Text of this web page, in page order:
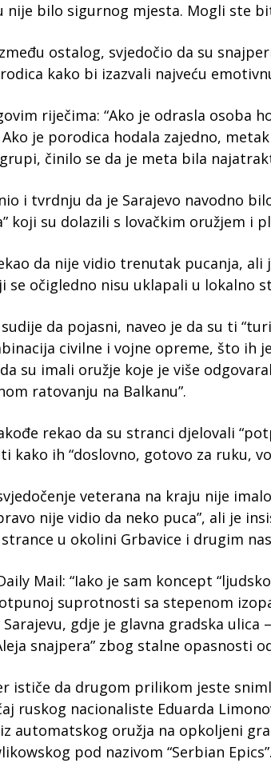
nije bilo sigurnog mjesta. Mogli ste
ostalog, svjedočio da su
kako bi izazvali najveću
riječima: “Ako je odrasla osoba
je porodica hodala zajedno,
činilo se da je meta bila
i tvrdnju da je Sarajevo navodno
koji su dolazili s lovačkim oružjem i
da nije vidio trenutak pucanja,
se očigledno nisu uklapali u lokalno
da pojasni, naveo je da su ti
civilne i vojne opreme, što ih
su imali oružje koje je više
ratovanju na Balkanu”.
rekao da su stranci djelovali
kako ih “doslovno, gotovo za ruku,
veterana na kraju nije
nije vidio da neko puca”, ali je
u okolini Grbavice i drugim
Mail: “Iako je sam koncept
suprotnosti sa stepenom
gdje je glavna gradska ulica
snajpera” zbog stalne opasnosti
ističe da drugom prilikom jeste
ruskog nacionaliste Eduarda
automatskog oružja na opkoljeni
pod nazivom “Serbian